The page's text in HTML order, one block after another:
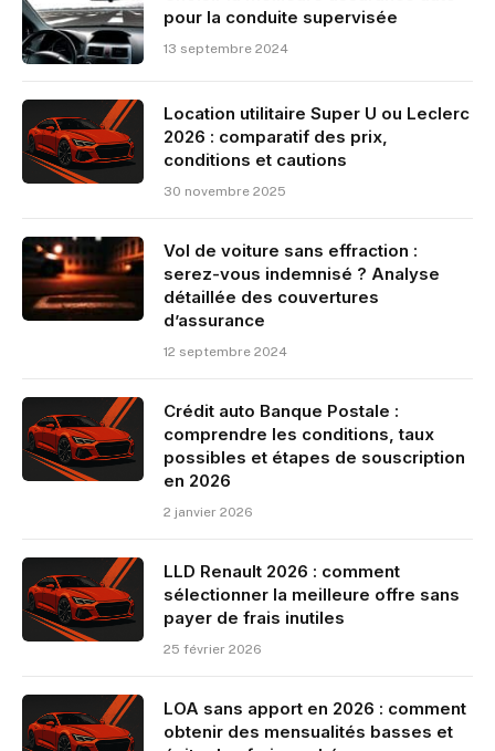
pour la conduite supervisée
13 septembre 2024
Location utilitaire Super U ou Leclerc
2026 : comparatif des prix,
conditions et cautions
30 novembre 2025
Vol de voiture sans effraction :
serez-vous indemnisé ? Analyse
détaillée des couvertures
d’assurance
12 septembre 2024
Crédit auto Banque Postale :
comprendre les conditions, taux
possibles et étapes de souscription
en 2026
2 janvier 2026
LLD Renault 2026 : comment
sélectionner la meilleure offre sans
payer de frais inutiles
25 février 2026
LOA sans apport en 2026 : comment
obtenir des mensualités basses et